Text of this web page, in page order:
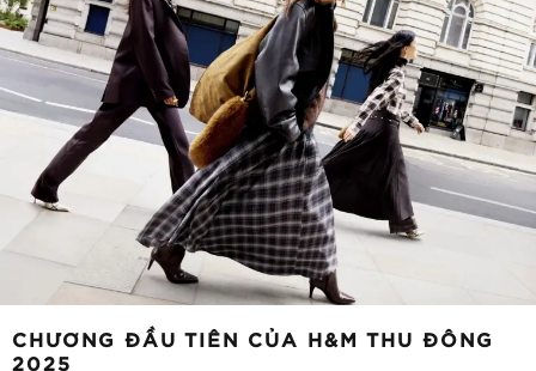
CHƯƠNG ĐẦU TIÊN CỦA H&M THU ĐÔNG
2025